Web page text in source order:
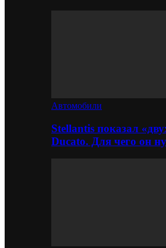
Автомобили
Stellantis показал
Ducato. Для чего он